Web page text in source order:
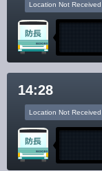
Location Not Received
14:28
Location Not Received